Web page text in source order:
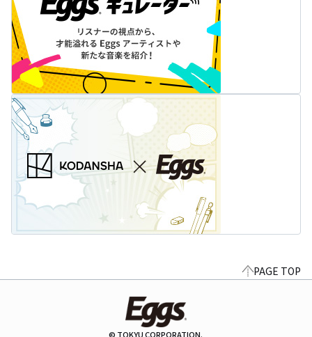
PAGE TOP
© TOKYU CORPORATION.